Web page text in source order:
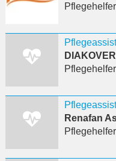
Pflegehelfer
Pflegehelfer
Pflegehelfer